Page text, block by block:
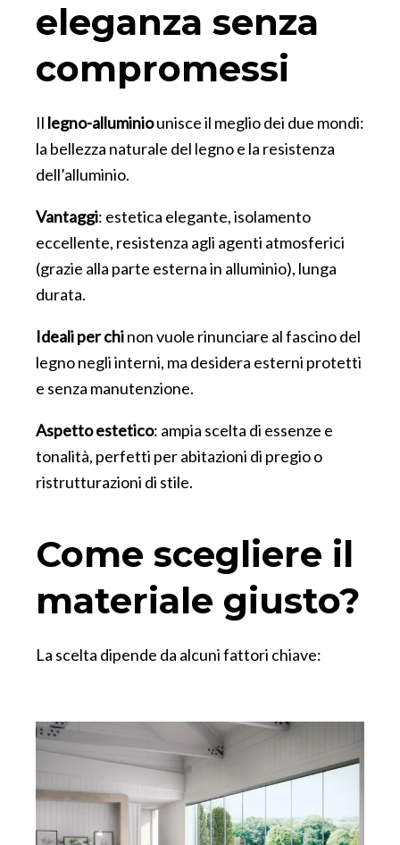
eleganza senza
compromessi
Il legno-alluminiounisce il meglio dei due mondi:
la bellezza naturale del legno e la resistenza
dell’alluminio.
Vantaggi: estetica elegante, isolamento
eccellente, resistenza agli agenti atmosferici
(grazie alla parte esterna in alluminio), lunga
durata.
Ideali perchinon vuole rinunciare al fascino del
legno negli interni, ma desidera esterni protetti
e senza manutenzione.
Aspetto estetico: ampia scelta di essenze e
tonalità, perfetti per abitazioni di pregio o
ristrutturazioni di stile.
Come scegliere il
materiale giusto?
La scelta dipende da alcuni fattori chiave: